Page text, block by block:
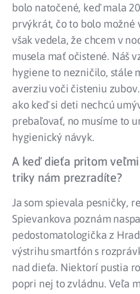
bolo natočené, keď mala
prvýkrát, čo to bolo možné
však vedela, že chcem v
musela mať očistené. Náš
hygiene to nezničilo, stále
averziu voči čisteniu
ako keď si deti nechcú
prebaľovať, no musíme to
hygienický návyk.
A keď dieťa pritom
triky nám prezradíte?
Ja som spievala pesničky,
Spievankova poznám
pedostomatologička z
výstrihu smartfón s
nad dieťa. Niektorí pustia
popri nej to zvládnu. Veľa